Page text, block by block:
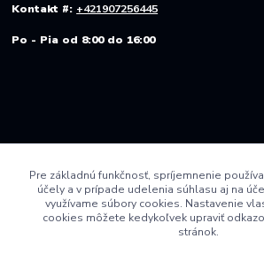
Kontakt #: +421907256445
Po - Pia od 8:00 do 16:00
Pre základnú funkčnosť, spríjemnenie
účely a v prípade udelenia súhlasu aj na
využívame súbory cookies. Nastavenie
cookies môžete kedykoľvek upraviť
stránok.